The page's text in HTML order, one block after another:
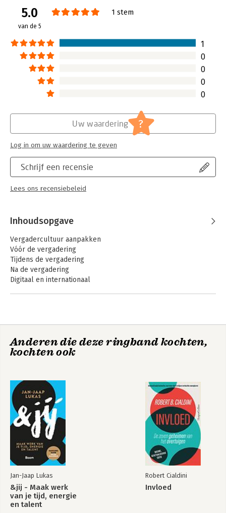
'Nederland als vergaderland'. Voor de Engelse bewerking
'Meetings, Manners en Civilization, the Development of Modern
Meeting Behaviour' kreeg hij de Norbert Elias Prijs 2001. Hij is
directeur van Vergaderkundig Bureau Van Vree, het advies- en
trainingsbureau voor het verbeteren van de vergadercultuur
binnen organisaties.
Druk:
5
Hoofdrubriek: Persoonlijke effectiviteit
5.0
van de 5
1 stem
1
0
0
0
0
Schrijf een recensie
Lees ons recensiebeleid
Uw waardering ?
Log in om uw waardering te geven
Inhoudsopgave
Vergadercultuur aanpakken
Vóór de vergadering
Tijdens de vergadering
Na de vergadering
Digitaal en internationaal
Anderen die deze ringband kochten,
kochten ook
Jan-Jaap Lukas
&jij - Maak werk
van je tijd, energie
en talent
Robert Cialdini
Invloed